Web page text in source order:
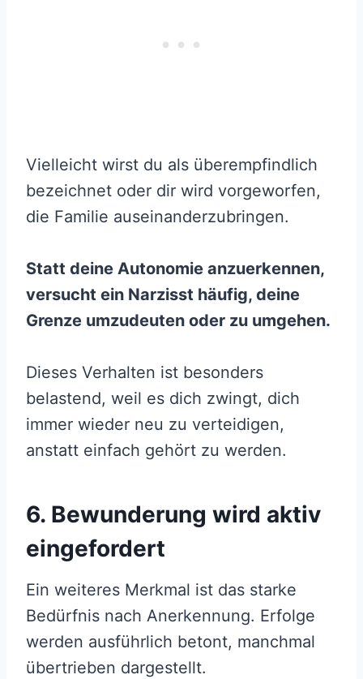
Vielleicht wirst du als überempfindlich
bezeichnet oder dir wird vorgeworfen,
die Familie auseinanderzubringen.
Statt deine Autonomie anzuerkennen,
versucht ein Narzisst häufig, deine
Grenze umzudeuten oder zu umgehen.
Dieses Verhalten ist besonders
belastend, weil es dich zwingt, dich
immer wieder neu zu verteidigen,
anstatt einfach gehört zu werden.
6. Bewunderung wird aktiv
eingefordert
Ein weiteres Merkmal ist das starke
Bedürfnis nach Anerkennung. Erfolge
werden ausführlich betont, manchmal
übertrieben dargestellt.